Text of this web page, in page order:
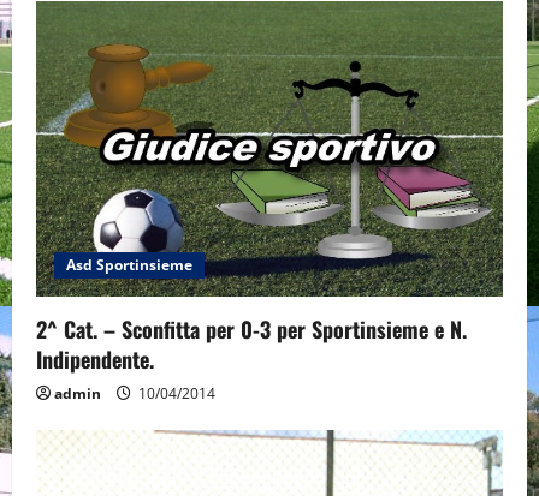
Asd Sportinsieme
2^ Cat. – Sconfitta per 0-3 per Sportinsieme e N.
Indipendente.
admin 10/04/2014